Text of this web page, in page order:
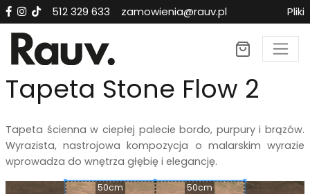
512 329 633 zamowienia@rauv.pl Pliki
Tapeta Stone Flow 2
Tapeta ścienna w ciepłej palecie bordo, purpury i brązów.
Wyrazista, nastrojowa kompozycja o malarskim wyrazie
wprowadza do wnętrza głębię i elegancję.
50cm 50cm
×